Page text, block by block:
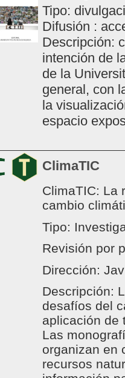
Tipo:
Difusión :
Descripción:
intención de
de la
general, con
la
espacio
ClimaTIC
ClimaTIC: La
cambio
Tipo:
Revisión por
Dirección:
Descripción:
desafíos del
aplicación de
Las
organizan en
recursos